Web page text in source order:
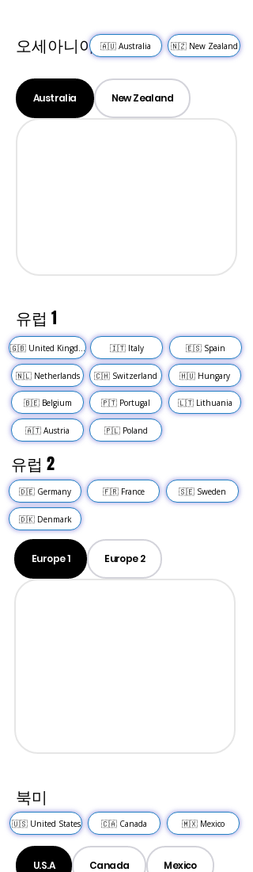
오세아니아 🇦🇺 Australia 🇳🇿 New Zealand
Australia New Zealand
유럽 1
🇬🇧 United Kingdom 🇮🇹 Italy
🇳🇱 Netherlands
🇧🇪 Belgium
🇨🇭 Switzerland
🇵🇹 Portugal
🇦🇹 Austria 🇵🇱 Poland
🇪🇸 Spain
🇭🇺 Hungary
🇱🇹 Lithuania
유럽 2
🇩🇪 Germany 🇫🇷 France 🇸🇪 Sweden
🇩🇰 Denmark
Europe 1 Europe 2
북미
🇺🇸 United States 🇨🇦 Canada 🇲🇽 Mexico
U.S.A Canada Mexico